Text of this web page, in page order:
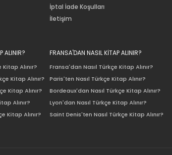
İptal İade Koşulları
İletişim
ALINIR?
Alınır?
Kitap Alınır?
Kitap Alınır?
Alınır?
Kitap Alınır?
FRANSA'DAN NASIL KİTAP ALINIR?
Fransa'dan Nasıl Türkçe Kitap Alınır?
Paris'ten Nasıl Türkçe Kitap Alınır?
Bordeaux'dan Nasıl Türkçe Kitap Alınır?
Lyon'dan Nasıl Türkçe Kitap Alınır?
Saint Denis'ten Nasıl Türkçe Kitap Alınır?